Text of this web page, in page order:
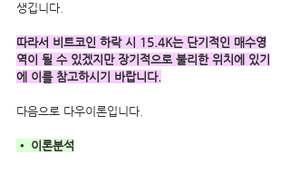
생깁니다.
따라서 비트코인 하락 시 15.4K는 단기적인 매수영
역이 될 수 있겠지만 장기적으로 불리한 위치에 있기
에 이를 참고하시기 바랍니다.
다음으로 다우이론입니다.
• 이론분석